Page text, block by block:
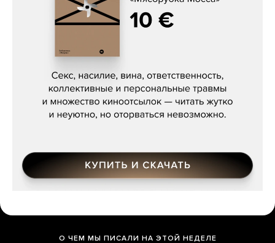
Сергей Кузнецов, «Мясорубка
О ЧЕМ МЫ ПИСАЛИ НА ЭТОЙ НЕДЕЛЕ